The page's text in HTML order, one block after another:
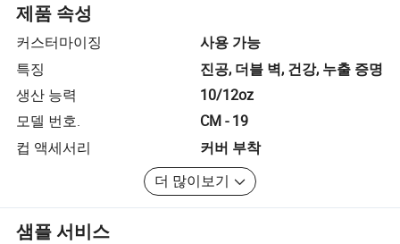
제품 속성
커스터마이징
사용 가능
특징
진공, 더블 벽, 건강, 누출 증명
생산 능력
10/12oz
모델 번호.
CM - 19
컵 액세서리
커버 부착
더 많이보기
샘플 서비스